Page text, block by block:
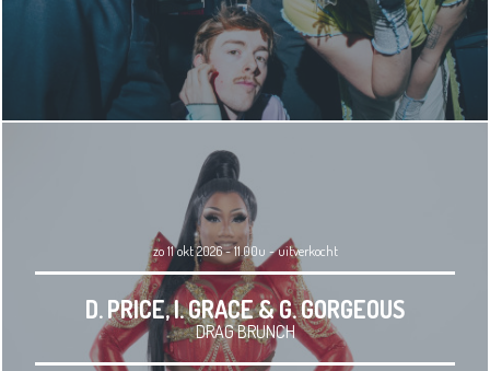
zo 11 okt 2026 - 11.00u -uitverkocht
D. PRICE, I. GRACE & G. GORGEOUS
DRAG BRUNCH